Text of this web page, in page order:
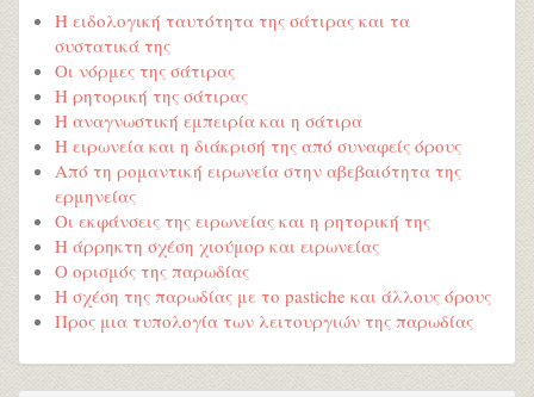
Η ειδολογική ταυτότητα της σάτιρας και τα
συστατικά της
Οι νόρμες της σάτιρας
Η ρητορική της σάτιρας
Η αναγνωστική εμπειρία και η σάτιρα
Η ειρωνεία και η διάκρισή της από συναφείς όρους
Από τη ρομαντική ειρωνεία στην αβεβαιότητα της
ερμηνείας
Οι εκφάνσεις της ειρωνείας και η ρητορική της
Η άρρηκτη σχέση χιούμορ και ειρωνείας
Ο ορισμός της παρωδίας
Η σχέση της παρωδίας με το pastiche και άλλους όρους
Προς μια τυπολογία των λειτουργιών της παρωδίας